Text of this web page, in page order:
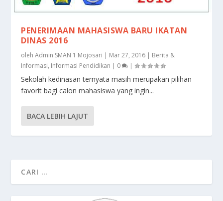
PENERIMAAN MAHASISWA BARU IKATAN
DINAS 2016
olehAdmin SMAN 1 Mojosari | Mar 27, 2016 | Berita &
Informasi, Informasi Pendidikan | 0 |
Sekolah kedinasan ternyata masih merupakan pilihan
favorit bagi calon mahasiswa yang ingin...
BACA LEBIH LAJUT